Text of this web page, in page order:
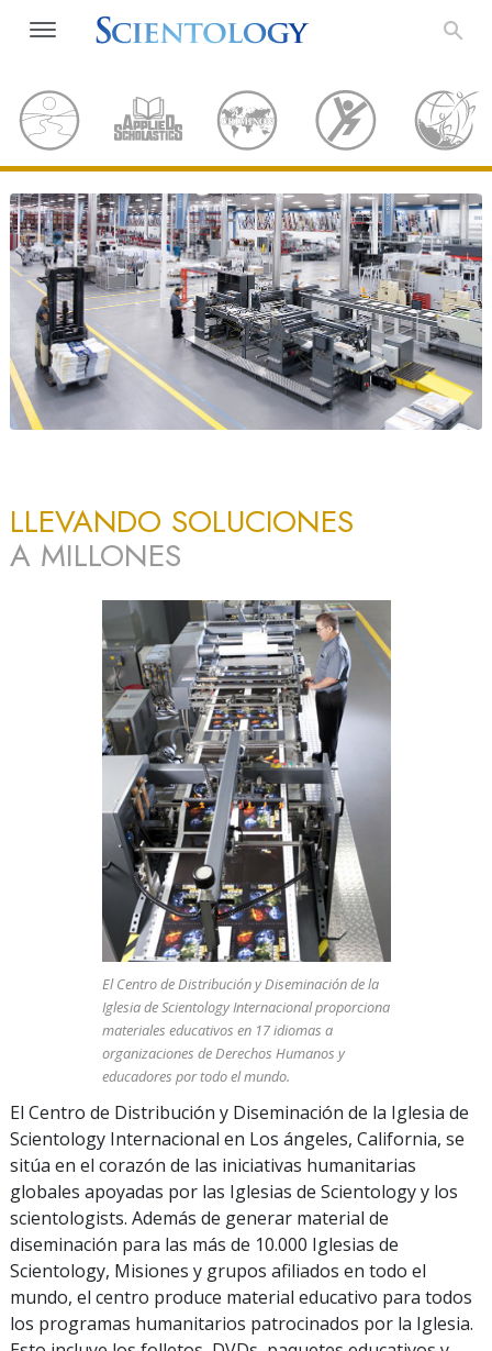
LLEVANDO SOLUCIONES
A MILLONES
El Centro de Distribución y Diseminación de la
Iglesia de Scientology Internacional proporciona
materiales educativos en 17 idiomas a
organizaciones de Derechos Humanos y
educadores por todo el mundo.
El Centro de Distribución y Diseminación de la Iglesia de
Scientology Internacional en Los ángeles, California, se
sitúa en el corazón de las iniciativas humanitarias
globales apoyadas por las Iglesias de Scientology y los
scientologists. Además de generar material de
diseminación para las más de 10.000 Iglesias de
Scientology, Misiones y grupos afiliados en todo el
mundo, el centro produce material educativo para todos
los programas humanitarios patrocinados por la Iglesia.